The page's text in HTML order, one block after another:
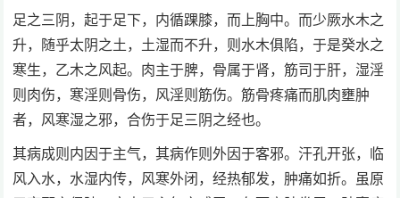
足之三阴，起于足下，内循踝膝，而上胸中。而少厥水木之
升，随乎太阴之土，土湿而不升，则水木俱陷，于是癸水之
寒生，乙木之风起。肉主于脾，骨属于肾，筋司于肝，湿淫
则肉伤，寒淫则骨伤，风淫则筋伤。筋骨疼痛而肌肉壅肿
者，风寒湿之邪，合伤于足三阴之经也。
其病成则内因于主气，其病作则外因于客邪。汗孔开张，临
风入水，水湿内传，风寒外闭，经热郁发，肿痛如折。虽原